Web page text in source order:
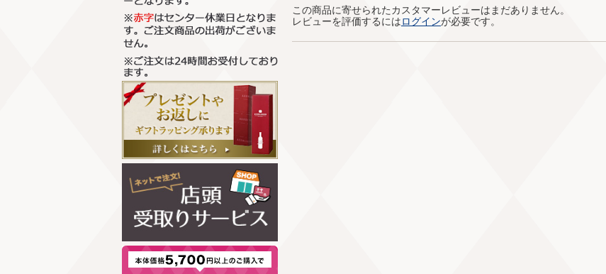
この商品に寄せられたカスタマーレビューはまだありません。
レビューを評価するにはログインが必要です。